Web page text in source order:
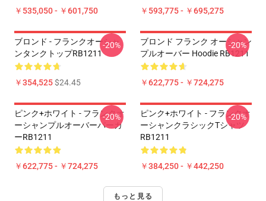
￥535,050 - ￥601,750 ￥593,775 - ￥695,275
ブロンド - フランクオーシャ
ンタンクトップRB1211
￥354,525$24.45
-20%
ブロンド フランク オーシャン
プルオーバー Hoodie RB1211
￥622,775 - ￥724,275
-20%
ピンク+ホワイト - フランクオ
ーシャンプルオーバーパーカ
ーRB1211
￥622,775 - ￥724,275
-20%
ピンク+ホワイト - フランクオ
ーシャンクラシックTシャツ
RB1211
￥384,250 - ￥442,250
-20%
もっと見る